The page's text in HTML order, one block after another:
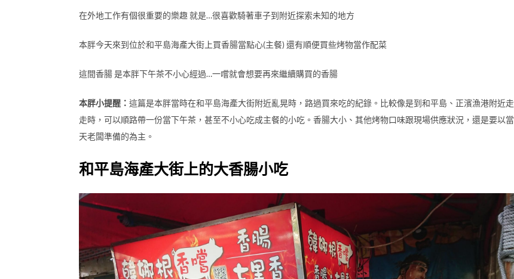
在外地工作有個很重要的樂趣 就是…很喜歡騎著車子到附近探索未知的地方
本胖今天來到位於和平島海產大街上買香腸當點心(主餐) 還有順便買些烤物當作配菜
這間香腸 是本胖下午茶不小心經過…一嚐就會想要再來繼續購買的香腸
本胖小提醒： 這篇是本胖當時在和平島海產大街附近亂晃時，路過買來吃的紀錄。比較像是到和平島、正濱漁港附近走
走時，可以順路帶一份當下午茶，甚至不小心吃成主餐的小吃。香腸大小、其他烤物口味跟現場供應狀況，還是要以當
天老闆準備的為主。
和平島海產大街上的大香腸小吃